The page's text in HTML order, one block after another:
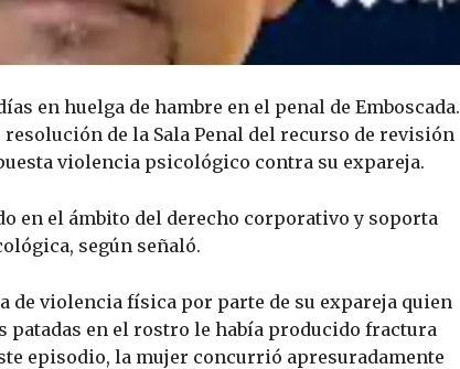
en huelga de hambre en el penal de Emboscada.
de la Sala Penal del recurso de revisión
violencia psicológico contra su expareja.
en el ámbito del derecho corporativo y soporta
según señaló.
de violencia física por parte de su expareja quien
en el rostro le había producido fractura
episodio, la mujer concurrió apresuradamente